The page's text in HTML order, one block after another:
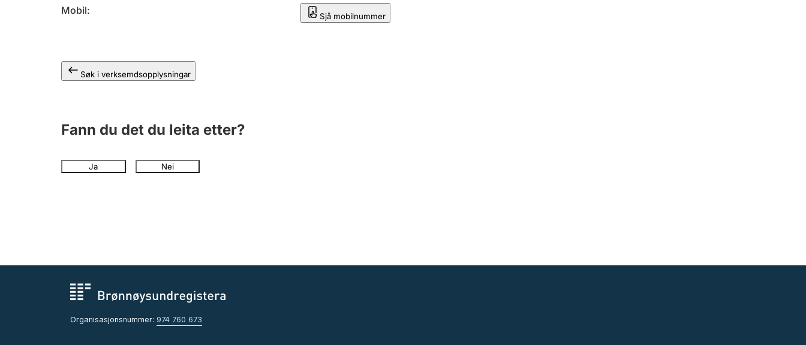
Mobil Sjå mobilnummer
Søk i verksemdsopplysningar
Fann du det du leita etter?
Ja Nei
Organisasjonsnummer: 974 760 673